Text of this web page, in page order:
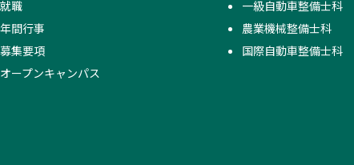
就職
年間行事
募集要項
オープンキャンパス
一級自動車整備士科
農業機械整備士科
国際自動車整備士科